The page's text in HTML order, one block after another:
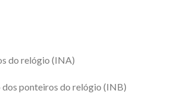
do relógio (INA)
ponteiros do relógio (INB)